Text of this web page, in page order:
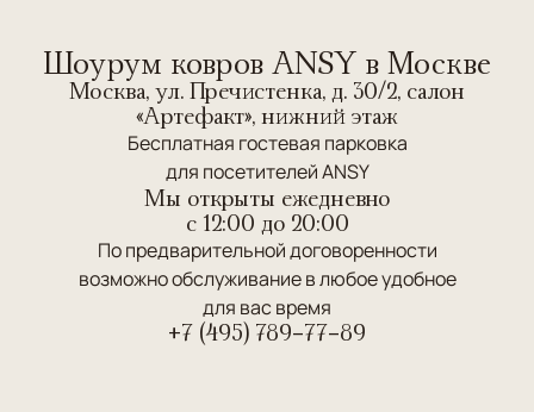
Шоурум ковров ANSY в Москве
Москва, ул. Пречистенка, д. 30/2, салон
«Артефакт», нижний этаж
Бесплатная гостевая парковка
для посетителей ANSY
Мы открыты ежедневно
c 12:00 до 20:00
По предварительной договоренности
возможно обслуживание в любое удобное
для вас время
+7 (495) 789-77-89